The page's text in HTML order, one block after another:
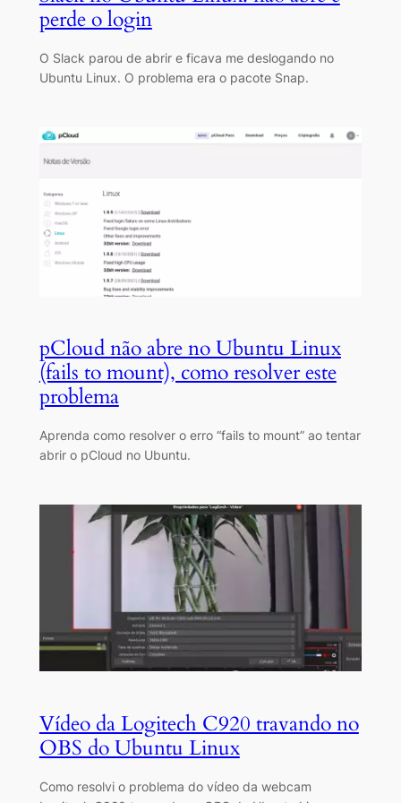
perde o login
O Slack parou de abrir e ficava me deslogando no
Ubuntu Linux. O problema era o pacote Snap.
pCloud não abre no Ubuntu Linux
(fails to mount), como resolver este
problema
Aprenda como resolver o erro “fails to mount” ao tentar
abrir o pCloud no Ubuntu.
Vídeo da Logitech C920 travando no
OBS do Ubuntu Linux
Como resolvi o problema do vídeo da webcam